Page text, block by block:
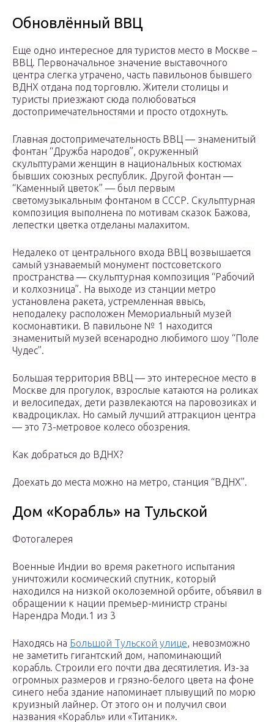
Обновлённый ВВЦ
Еще одно интересное для туристов место в Москве –
ВВЦ. Первоначальное значение выставочного
центра слегка утрачено, часть павильонов бывшего
ВДНХ отдана под торговлю. Жители столицы и
туристы приезжают сюда полюбоваться
достопримечательностями и просто отдохнуть.
Главная достопримечательность ВВЦ — знаменитый
фонтан “Дружба народов”, окруженный
скульптурами женщин в национальных костюмах
бывших союзных республик. Другой фонтан —
“Каменный цветок” — был первым
светомузыкальным фонтаном в СССР. Скульптурная
композиция выполнена по мотивам сказок Бажова,
лепестки цветка отделаны малахитом.
Недалеко от центрального входа ВВЦ возвышается
самый узнаваемый монумент постсоветского
пространства — скульптурная композиция “Рабочий
и колхозница”. На выходе из станции метро
установлена ракета, устремленная ввысь,
неподалеку расположен Мемориальный музей
космонавтики. В павильоне № 1 находится
знаменитый музей всенародно любимого шоу “Поле
Чудес”.
Большая территория ВВЦ — это интересное место в
Москве для прогулок, взрослые катаются на роликах
и велосипедах, дети развлекаются на паровозиках и
квадроциклах. Но самый лучший аттракцион центра
— это 73-метровое колесо обозрения.
Как добраться до ВДНХ?
Доехать до места можно на метро, станция “ВДНХ”.
Дом «Корабль» на Тульской
Фотогалерея
Военные Индии во время ракетного испытания
уничтожили космический спутник, который
находился на низкой околоземной орбите, объявил в
обращении к нации премьер-министр страны
Нарендра Моди.1 из 3
Находясь на Большой Тульской улице, невозможно
не заметить гигантский дом, напоминающий
корабль. Строили его почти два десятилетия. Из-за
огромных размеров и грязно-белого цвета на фоне
синего неба здание напоминает плывущий по морю
круизный лайнер. От этого он и получил свои
названия «Корабль» или «Титаник».